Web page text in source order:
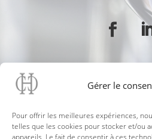
Gérer le
Pour offrir les meilleures expériences,
telles que les cookies pour stocker et/ou
appareils. Le fait de consentir à ces